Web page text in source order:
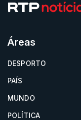
Áreas
DESPORTO
PAÍS
MUNDO
POLÍTICA